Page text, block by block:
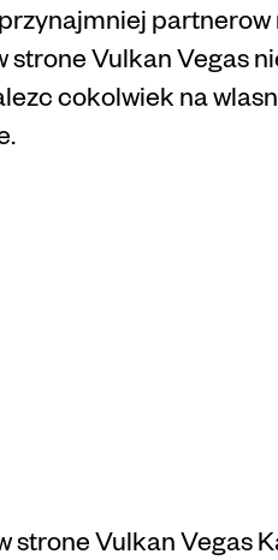
partnerow
strone Vulkan Vegas
cokolwiek na
strone Vulkan Vegas